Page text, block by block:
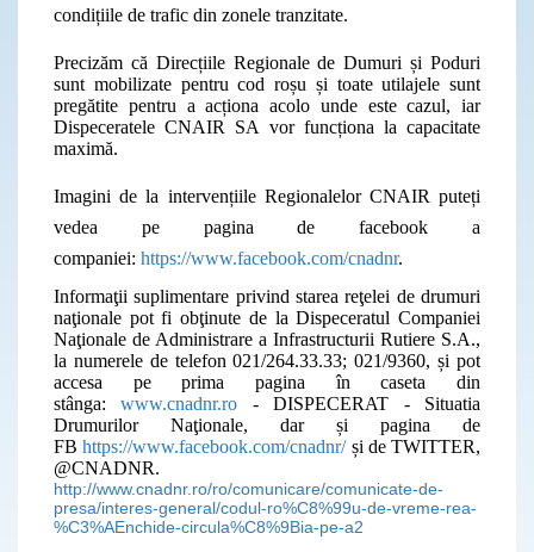
condițiile de trafic din zonele tranzitate.
Precizăm că Direcțiile Regionale de Dumuri și Poduri
sunt mobilizate pentru cod roșu și toate utilajele sunt
pregătite pentru a acționa acolo unde este cazul, iar
Dispeceratele CNAIR SA vor funcționa la capacitate
maximă.
Imagini de la intervențiile Regionalelor CNAIR puteți
vedea pe pagina de facebook a
companiei: https://www.facebook.com/cnadnr.
Informaţii suplimentare privind starea reţelei de drumuri
naţionale pot fi obţinute de la Dispeceratul Companiei
Naţionale de Administrare a Infrastructurii Rutiere S.A.,
la numerele de telefon 021/264.33.33; 021/9360, și pot
accesa pe prima pagina în caseta din
stânga:www.cnadnr.ro - DISPECERAT - Situatia
Drumurilor Naţionale, dar și pagina de
FBhttps://www.facebook.com/cnadnr/și de TWITTER,
@CNADNR.
http://www.cnadnr.ro/ro/comunicare/comunicate-de-
presa/interes-general/codul-ro%C8%99u-de-vreme-rea-
%C3%AEnchide-circula%C8%9Bia-pe-a2